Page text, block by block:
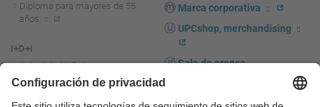
Diploma para mayores de 55
años
I+D+i
Actualidad I+D+I
La investigación en la UPC
Fomento y apoyo a la
Marca corporativa
UPCshop, merchandising
Sala de prensa